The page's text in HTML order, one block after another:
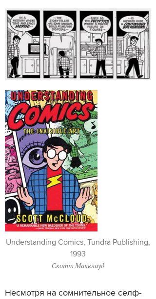
Understanding Comics, Tundra Publishing,
1993
Скотт Макклауд
Несмотря на сомнительное селф-